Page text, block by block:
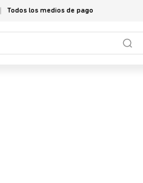
Todos los medios de pago